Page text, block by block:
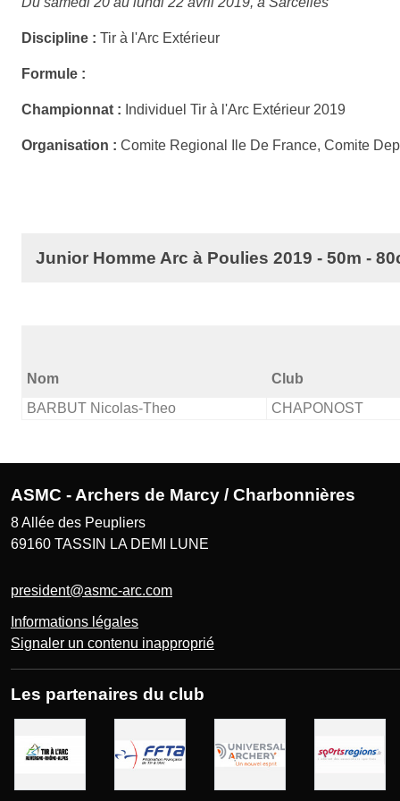
Discipline : Tir à l'Arc Extérieur
Formule :
Championnat : Individuel Tir à l'Arc Extérieur 2019
Organisation : Comite Regional Ile De France, Comite
Junior Homme Arc à Poulies 2019 - 50m -
Nom Club
BARBUT Nicolas-Theo
CHAPONOST
ASMC - Archers de Marcy / Charbonnières
8 Allée des Peupliers
69160 TASSIN LA DEMI LUNE
president@asmc-arc.com
Informations légales
Signaler un contenu inapproprié
Les partenaires du club